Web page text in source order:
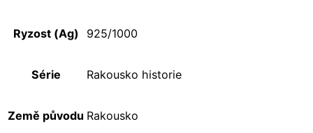
Ryzost (Ag) 925/1000
Série Rakousko historie
Země původu Rakousko